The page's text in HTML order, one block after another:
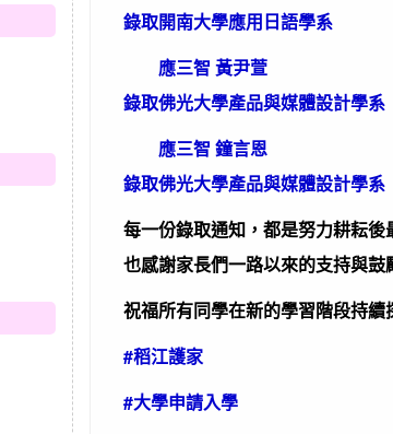
錄取開南大學應用日語學系
應三智 黃尹萱
錄取佛光大學產品與媒體設計學系
應三智 鐘言恩
錄取佛光大學產品與媒體設計學系
每一份錄取通知，都是努力耕耘
也感謝家長們一路以來的支持與鼓
祝福所有同學在新的學習階段持
#稻江護家
#大學申請入學